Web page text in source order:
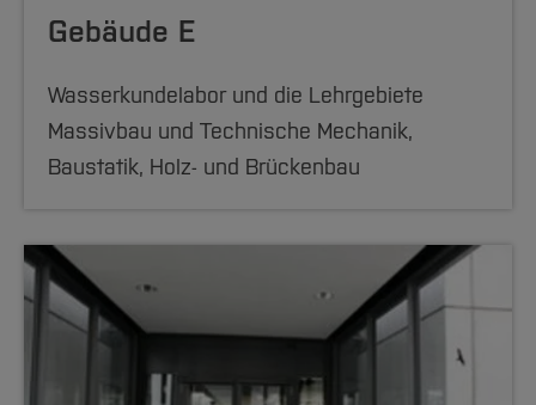
Gebäude E
Wasserkundelabor und die Lehrgebiete
Massivbau und Technische Mechanik,
Baustatik, Holz- und Brückenbau